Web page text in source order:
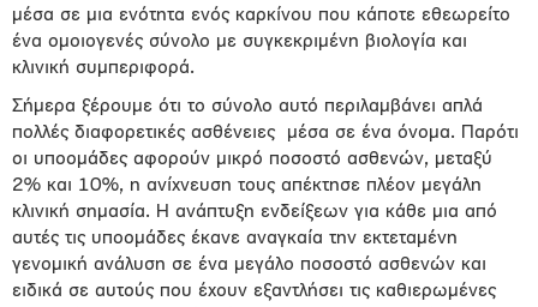
μέσα σε μια ενότητα ενός καρκίνου που κάποτε εθεωρείτο
ένα ομοιογενές σύνολο με συγκεκριμένη βιολογία και
κλινική συμπεριφορά.
Σήμερα ξέρουμε ότι το σύνολο αυτό περιλαμβάνει απλά
πολλές διαφορετικές ασθένειες μέσα σε ένα όνομα. Παρότι
οι υποομάδες αφορούν μικρό ποσοστό ασθενών, μεταξύ
2% και 10%, η ανίχνευση τους απέκτησε πλέον μεγάλη
κλινική σημασία. Η ανάπτυξη ενδείξεων για κάθε μια από
αυτές τις υποομάδες έκανε αναγκαία την εκτεταμένη
γενομική ανάλυση σε ένα μεγάλο ποσοστό ασθενών και
ειδικά σε αυτούς που έχουν εξαντλήσει τις καθιερωμένες